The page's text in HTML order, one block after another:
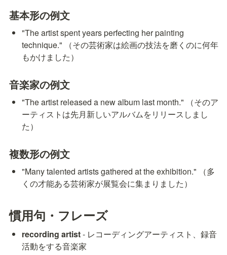
基本形の例文
"The artist spent years perfecting her painting
technique." （その芸術家は絵画の技法を磨くのに何年
もかけました）
音楽家の例文
"The artist released a new album last month." （そのア
ーティストは先月新しいアルバムをリリースしまし
た）
複数形の例文
"Many talented artists gathered at the exhibition." （多
くの才能ある芸術家が展覧会に集まりました）
慣用句・フレーズ
recording artist - レコーディングアーティスト、録音
活動をする音楽家